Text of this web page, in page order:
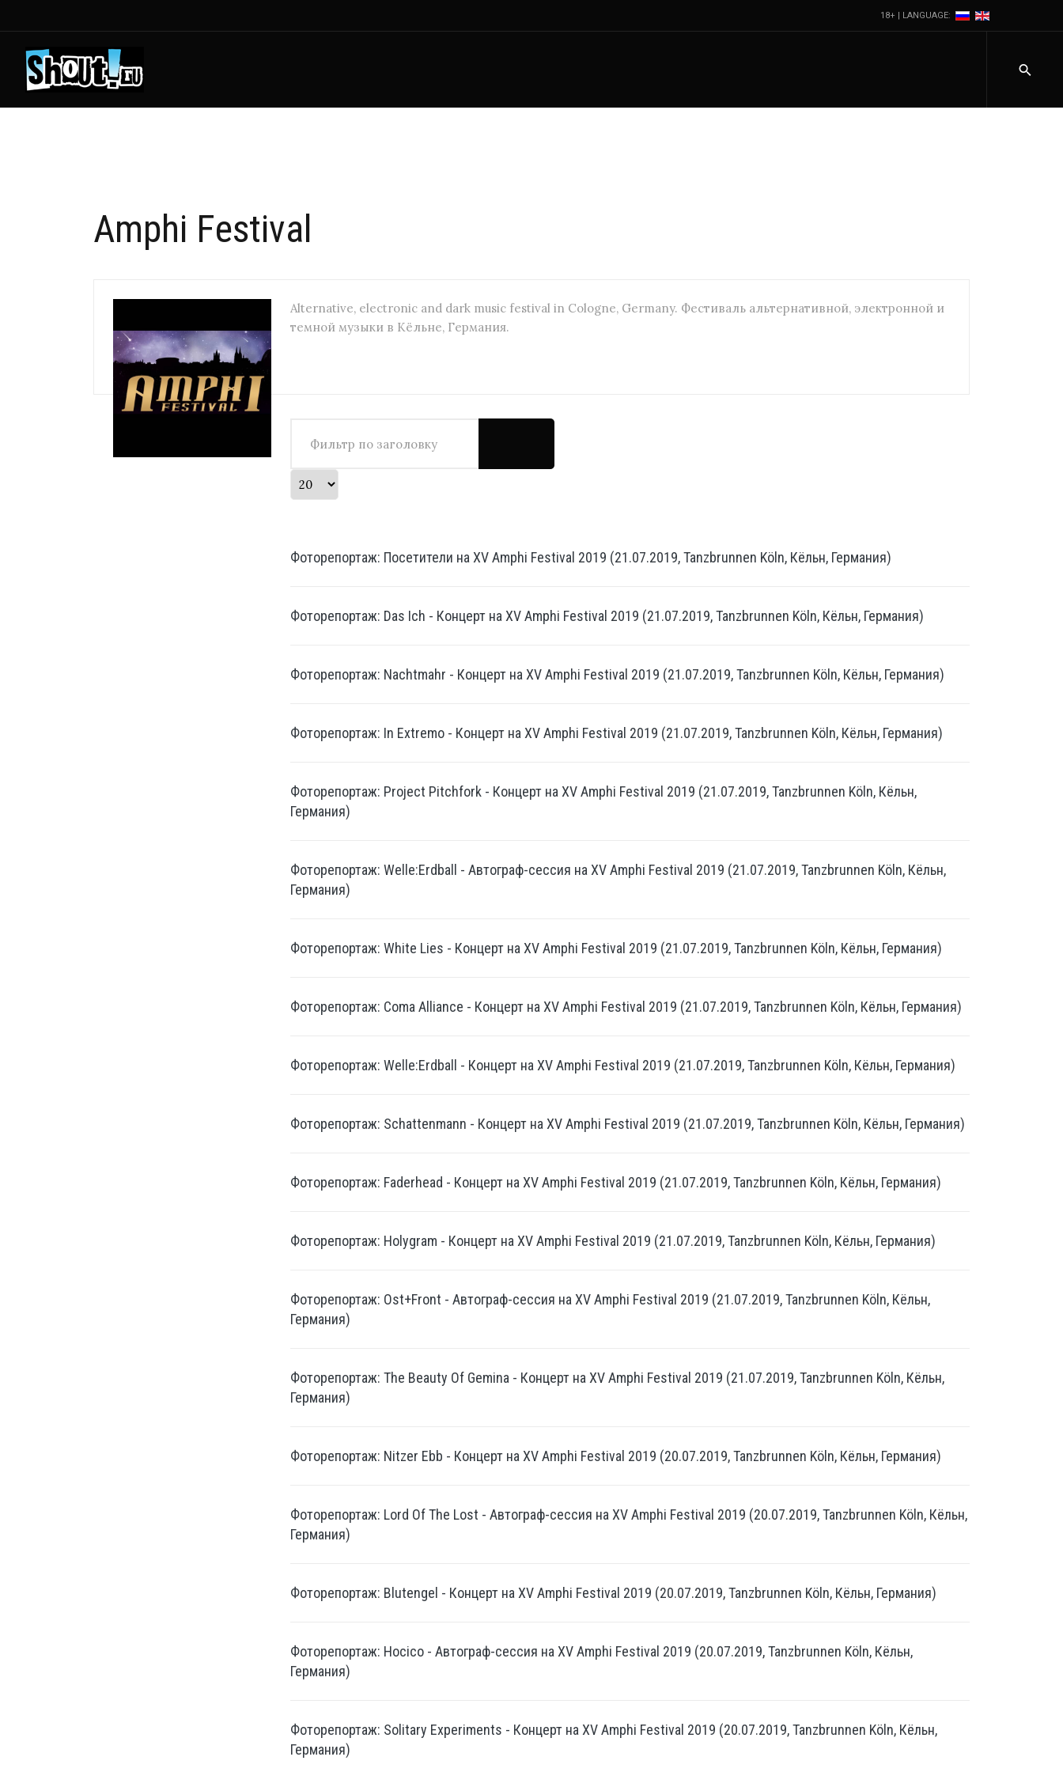
18+ | LANGUAGE:
Amphi Festival
Alternative, electronic and dark music festival in Cologne, Germany. Фестиваль альтернативной, электронной и
темной музыки в Кёльне, Германия.
Кол-во строк:
Фоторепортаж: Посетители на XV Amphi Festival 2019 (21.07.2019, Tanzbrunnen Köln, Кёльн, Германия)
Фоторепортаж: Das Ich - Концерт на XV Amphi Festival 2019 (21.07.2019, Tanzbrunnen Köln, Кёльн, Германия)
Фоторепортаж: Nachtmahr - Концерт на XV Amphi Festival 2019 (21.07.2019, Tanzbrunnen Köln, Кёльн, Германия)
Фоторепортаж: In Extremo - Концерт на XV Amphi Festival 2019 (21.07.2019, Tanzbrunnen Köln, Кёльн, Германия)
Фоторепортаж: Project Pitchfork - Концерт на XV Amphi Festival 2019 (21.07.2019, Tanzbrunnen Köln, Кёльн,
Германия)
Фоторепортаж: Welle:Erdball - Автограф-сессия на XV Amphi Festival 2019 (21.07.2019, Tanzbrunnen Köln, Кёльн,
Германия)
Фоторепортаж: White Lies - Концерт на XV Amphi Festival 2019 (21.07.2019, Tanzbrunnen Köln, Кёльн, Германия)
Фоторепортаж: Coma Alliance - Концерт на XV Amphi Festival 2019 (21.07.2019, Tanzbrunnen Köln, Кёльн, Германия)
Фоторепортаж: Welle:Erdball - Концерт на XV Amphi Festival 2019 (21.07.2019, Tanzbrunnen Köln, Кёльн, Германия)
Фоторепортаж: Schattenmann - Концерт на XV Amphi Festival 2019 (21.07.2019, Tanzbrunnen Köln, Кёльн, Германия)
Фоторепортаж: Faderhead - Концерт на XV Amphi Festival 2019 (21.07.2019, Tanzbrunnen Köln, Кёльн, Германия)
Фоторепортаж: Holygram - Концерт на XV Amphi Festival 2019 (21.07.2019, Tanzbrunnen Köln, Кёльн, Германия)
Фоторепортаж: Ost+Front - Автограф-сессия на XV Amphi Festival 2019 (21.07.2019, Tanzbrunnen Köln, Кёльн,
Германия)
Фоторепортаж: The Beauty Of Gemina - Концерт на XV Amphi Festival 2019 (21.07.2019, Tanzbrunnen Köln, Кёльн,
Германия)
Фоторепортаж: Nitzer Ebb - Концерт на XV Amphi Festival 2019 (20.07.2019, Tanzbrunnen Köln, Кёльн, Германия)
Фоторепортаж: Lord Of The Lost - Автограф-сессия на XV Amphi Festival 2019 (20.07.2019, Tanzbrunnen Köln, Кёльн,
Германия)
Фоторепортаж: Blutengel - Концерт на XV Amphi Festival 2019 (20.07.2019, Tanzbrunnen Köln, Кёльн, Германия)
Фоторепортаж: Hocico - Автограф-сессия на XV Amphi Festival 2019 (20.07.2019, Tanzbrunnen Köln, Кёльн,
Германия)
Фоторепортаж: Solitary Experiments - Концерт на XV Amphi Festival 2019 (20.07.2019, Tanzbrunnen Köln, Кёльн,
Германия)